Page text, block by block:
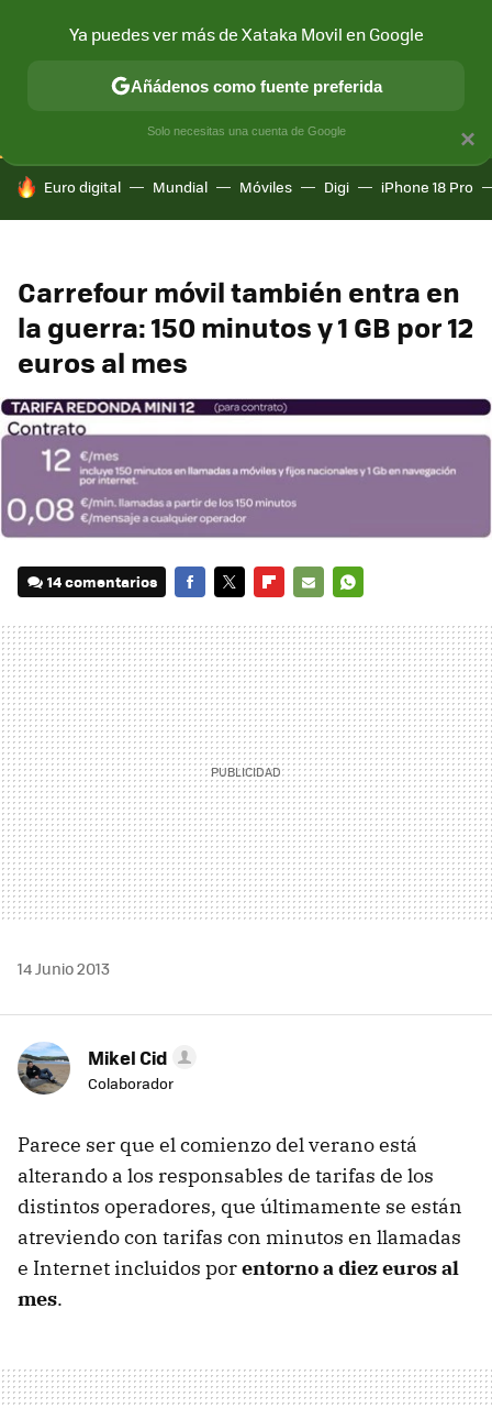
CONECTIVIDAD MÓVIL Y SOCIEDAD APLICACIONES
HOY SE HABLA DE
Euro digital Mundial Móviles Digi iPhone 18 Pro
Carrefour móvil también entra en
la guerra: 150 minutos y 1 GB por 12
euros al mes
14 comentarios
MAIL
14 Junio 2013
Mikel Cid
Colaborador
Parece ser que el comienzo del verano está
alterando a los responsables de tarifas de los
distintos operadores, que últimamente se están
atreviendo con tarifas con minutos en llamadas
e Internet incluidos porentorno a diez euros al
mes.
×
Ya puedes ver más de Xataka Movil en Google
Añádenos como fuente preferida
Solo necesitas una cuenta de Google